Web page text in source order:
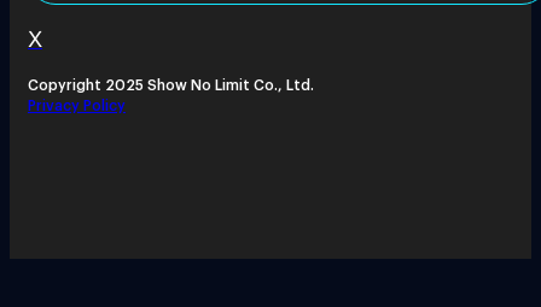
X
Copyright 2025 Show No Limit Co., Ltd.
Privacy Policy